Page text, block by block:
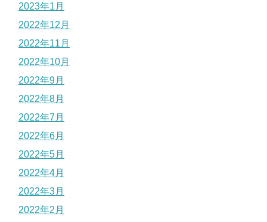
2023年1月
2022年12月
2022年11月
2022年10月
2022年9月
2022年8月
2022年7月
2022年6月
2022年5月
2022年4月
2022年3月
2022年2月